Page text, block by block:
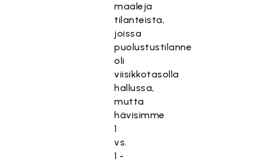
maaleja
tilanteista,
joissa
puolustustilanne
oli
viisikkotasolla
hallussa,
mutta
hävisimme
1
vs.
1 -